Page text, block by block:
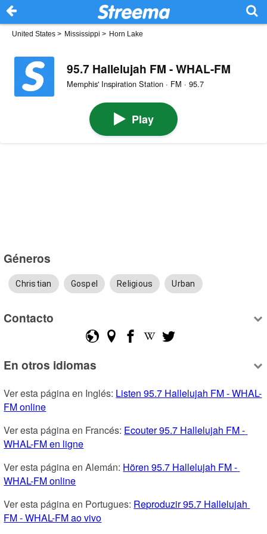
United States > Mississippi > Horn Lake
95.7 Hallelujah FM - WHAL-FM
Memphis' Inspiration Station · FM · 95.7
Play
Géneros
Christian Gospel Religious Urban
Contacto
En otros idiomas
Ver esta página en Inglés: Listen 95.7 Hallelujah FM - WHAL-
FM online
Ver esta página en Francés: Ecouter 95.7 Hallelujah FM -
WHAL-FM en ligne
Ver esta página en Alemán: Hören 95.7 Hallelujah FM -
WHAL-FM online
Ver esta página en Portugues: Reproduzir 95.7 Hallelujah
FM - WHAL-FM ao vivo